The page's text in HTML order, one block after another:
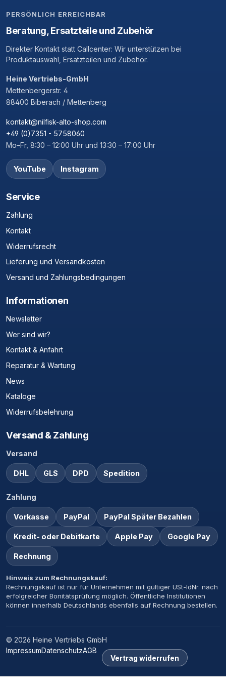
PERSÖNLICH ERREICHBAR
Beratung, Ersatzteile und Zubehör
Direkter Kontakt statt Callcenter: Wir unterstützen bei
Produktauswahl, Ersatzteilen und Zubehör.
Heine Vertriebs-GmbH
Mettenbergerstr. 4
88400 Biberach / Mettenberg
kontakt@nilfisk-alto-shop.com
+49 (0)7351 - 5758060
Mo–Fr, 8:30 – 12:00 Uhr und 13:30 – 17:00 Uhr
YouTube Instagram
Service
Zahlung
Kontakt
Widerrufsrecht
Lieferung und Versandkosten
Versand und Zahlungsbedingungen
Informationen
Newsletter
Wer sind wir?
Kontakt & Anfahrt
Reparatur & Wartung
News
Kataloge
Widerrufsbelehrung
Versand & Zahlung
Versand
DHL GLS DPD Spedition
Zahlung
Vorkasse PayPal PayPal Später Bezahlen
Kredit- oder Debitkarte Apple Pay Google Pay
Rechnung
Hinweis zum Rechnungskauf:
Rechnungskauf ist nur für Unternehmen mit gültiger USt-IdNr. nach
erfolgreicher Bonitätsprüfung möglich. Öffentliche Institutionen
können innerhalb Deutschlands ebenfalls auf Rechnung bestellen.
© 2026 Heine Vertriebs GmbH
ImpressumDatenschutzAGB
Vertrag widerrufen